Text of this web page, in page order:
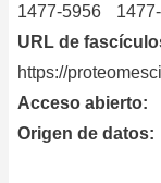
1477-5956
URL de
https://
Acceso abierto
Origen de datos